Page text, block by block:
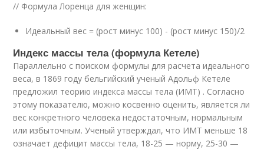
// Формула Лоренца для женщин:
Идеальный вес = (рост минус 100) - (рост минус 150)/2
Индекс массы тела (формула Кетеле)
Параллельно с поиском формулы для расчета идеального
веса, в 1869 году бельгийский ученый Адольф Кетеле
предложил теорию индекса массы тела (ИМТ) . Согласно
этому показателю, можно косвенно оценить, является ли
вес конкретного человека недостаточным, нормальным
или избыточным. Ученый утверждал, что ИМТ меньше 18
означает дефицит массы тела, 18-25 — норму, 25-30 —